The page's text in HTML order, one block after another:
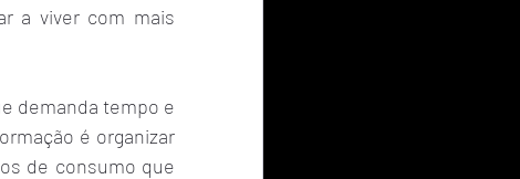
a viver com mais
demanda tempo e
é organizar
de consumo que